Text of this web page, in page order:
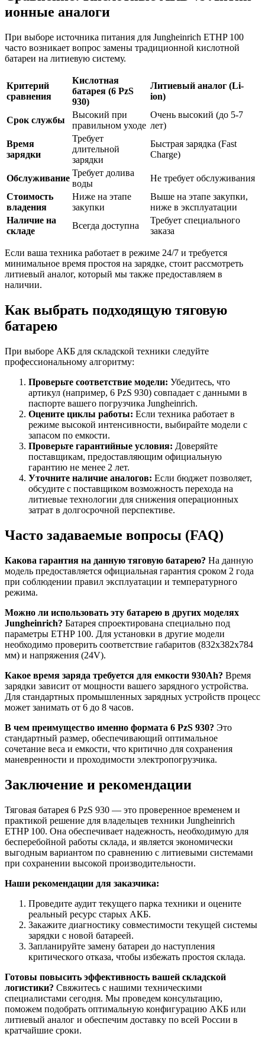
ионные аналоги
При выборе источника питания для Jungheinrich ETHP 100
часто возникает вопрос замены традиционной кислотной
батареи на литиевую систему.
Критерий
сравнения
Кислотная
батарея (6 PzS
930)
Литиевый аналог (Li-
ion)
Срок службы
Высокий при
правильном уходе
Очень высокий (до 5-7
лет)
Время
зарядки
Требует
длительной
зарядки
Быстрая зарядка (Fast
Charge)
Обслуживание
Требует долива
воды
Не требует обслуживания
Стоимость
владения
Ниже на этапе
закупки
Выше на этапе закупки,
ниже в эксплуатации
Наличие на
складе
Всегда доступна
Требует специального
заказа
Если ваша техника работает в режиме 24/7 и требуется
минимальное время простоя на зарядке, стоит рассмотреть
литиевый аналог, который мы также предоставляем в
наличии.
Как выбрать подходящую тяговую
батарею
При выборе АКБ для складской техники следуйте
профессиональному алгоритму:
Проверьте соответствие модели: Убедитесь, что
артикул (например, 6 PzS 930) совпадает с данными в
паспорте вашего погрузчика Jungheinrich.
Оцените циклы работы: Если техника работает в
режиме высокой интенсивности, выбирайте модели с
запасом по емкости.
Проверьте гарантийные условия: Доверяйте
поставщикам, предоставляющим официальную
гарантию не менее 2 лет.
Уточните наличие аналогов: Если бюджет позволяет,
обсудите с поставщиком возможность перехода на
литиевые технологии для снижения операционных
затрат в долгосрочной перспективе.
Часто задаваемые вопросы (FAQ)
Какова гарантия на данную тяговую батарею? На данную
модель предоставляется официальная гарантия сроком 2 года
при соблюдении правил эксплуатации и температурного
режима.
Можно ли использовать эту батарею в других моделях
Jungheinrich? Батарея спроектирована специально под
параметры ETHP 100. Для установки в другие модели
необходимо проверить соответствие габаритов (832x382x784
мм) и напряжения (24V).
Какое время заряда требуется для емкости 930Ah? Время
зарядки зависит от мощности вашего зарядного устройства.
Для стандартных промышленных зарядных устройств процесс
может занимать от 6 до 8 часов.
В чем преимущество именно формата 6 PzS 930? Это
стандартный размер, обеспечивающий оптимальное
сочетание веса и емкости, что критично для сохранения
маневренности и проходимости электропогрузчика.
Заключение и рекомендации
Тяговая батарея 6 PzS 930 — это проверенное временем и
практикой решение для владельцев техники Jungheinrich
ETHP 100. Она обеспечивает надежность, необходимую для
бесперебойной работы склада, и является экономически
выгодным вариантом по сравнению с литиевыми системами
при сохранении высокой производительности.
Наши рекомендации для заказчика:
Проведите аудит текущего парка техники и оцените
реальный ресурс старых АКБ.
Закажите диагностику совместимости текущей системы
зарядки с новой батареей.
Запланируйте замену батареи до наступления
критического отказа, чтобы избежать простоя склада.
Готовы повысить эффективность вашей складской
логистики? Свяжитесь с нашими техническими
специалистами сегодня. Мы проведем консультацию,
поможем подобрать оптимальную конфигурацию АКБ или
литиевый аналог и обеспечим доставку по всей России в
кратчайшие сроки.